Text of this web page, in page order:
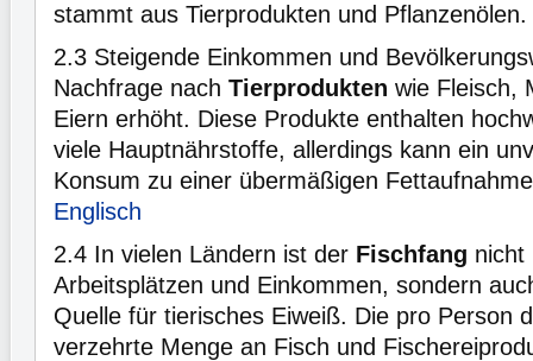
stammt aus Tierprodukten und Pflanzenölen.
2.3 Steigende Einkommen und
Nachfrage nach Tierprodukten wie Fleisch,
Eiern erhöht. Diese Produkte enthalten
viele Hauptnährstoffe, allerdings kann ein
Konsum zu einer übermäßigen
Englisch
2.4 In vielen Ländern ist der Fischfang nicht
Arbeitsplätzen und Einkommen, sondern
Quelle für tierisches Eiweiß. Die pro Person
verzehrte Menge an Fisch und